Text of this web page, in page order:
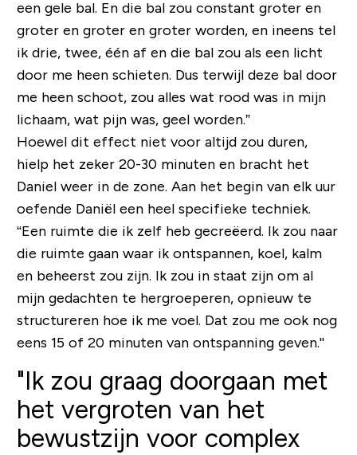
een gele bal. En die bal zou constant groter en
groter en groter en groter worden, en ineens tel
ik drie, twee, één af en die bal zou als een licht
door me heen schieten. Dus terwijl deze bal door
me heen schoot, zou alles wat rood was in mijn
lichaam, wat pijn was, geel worden.”
Hoewel dit effect niet voor altijd zou duren,
hielp het zeker 20-30 minuten en bracht het
Daniel weer in de zone. Aan het begin van elk uur
oefende Daniël een heel specifieke techniek.
“Een ruimte die ik zelf heb gecreëerd. Ik zou naar
die ruimte gaan waar ik ontspannen, koel, kalm
en beheerst zou zijn. Ik zou in staat zijn om al
mijn gedachten te hergroeperen, opnieuw te
structureren hoe ik me voel. Dat zou me ook nog
eens 15 of 20 minuten van ontspanning geven.''
"Ik zou graag doorgaan met
het vergroten van het
bewustzijn voor complex